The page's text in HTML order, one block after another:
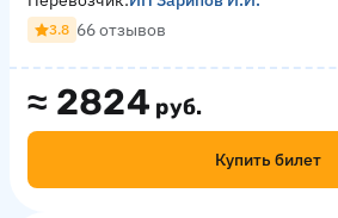
≈ 2824 руб.
Купить билет
3.8 66 отзывов